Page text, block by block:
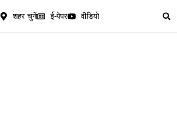
शहर चुनें ई-पेपर वीडियो